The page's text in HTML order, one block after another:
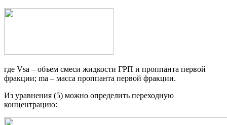
где Vsa – объем смеси жидкости ГРП и проппанта первой
фракции; ma – масса проппанта первой фракции.
Из уравнения (5) можно определить переходную
концентрацию: